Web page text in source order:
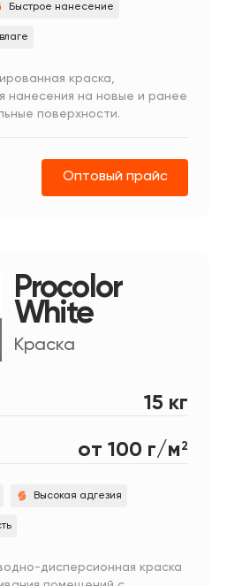
Быстрое нанесение
краска,
нанесения на новые и ранее
поверхности.
Оптовый прайс
Procolor
White
Краска
15 кг
от 100 г/м 2
Высокая адгезия
дисперсионная краска